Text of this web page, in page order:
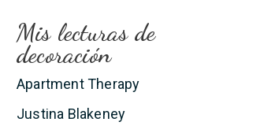
Mis lecturas de
decoración
Apartment Therapy
Justina Blakeney